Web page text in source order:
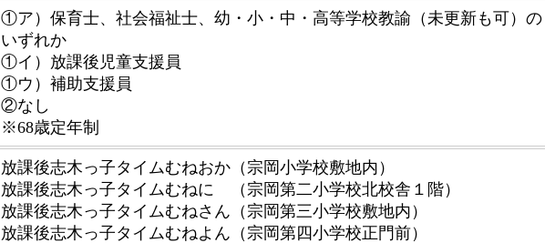
①ア）保育士、社会福祉士、幼・小・中・高等学校教諭（未更新も可）の
いずれか
①イ）放課後児童支援員
①ウ）補助支援員
②なし
※68歳定年制
放課後志木っ子タイムむねおか（宗岡小学校敷地内）
放課後志木っ子タイムむねに （宗岡第二小学校北校舎１階）
放課後志木っ子タイムむねさん（宗岡第三小学校敷地内）
放課後志木っ子タイムむねよん（宗岡第四小学校正門前）